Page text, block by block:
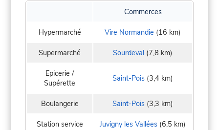
Commerces
Hypermarché Vire Normandie (16 km)
Supermarché Sourdeval (7,8 km)
Epicerie /
Supérette
Saint-Pois (3,4 km)
Boulangerie Saint-Pois (3,3 km)
Station service Juvigny les Vallées (6,5 km)